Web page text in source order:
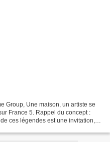
Group, Une maison, un artiste se
France 5. Rappel du concept :
ces légendes est une invitation,